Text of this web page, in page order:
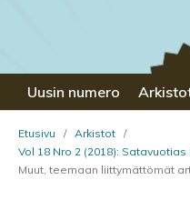
Uusin numero
Etusivu / Arkistot /
Vol 18 Nro 2 (2018):
Muut, teemaan liittymättömät